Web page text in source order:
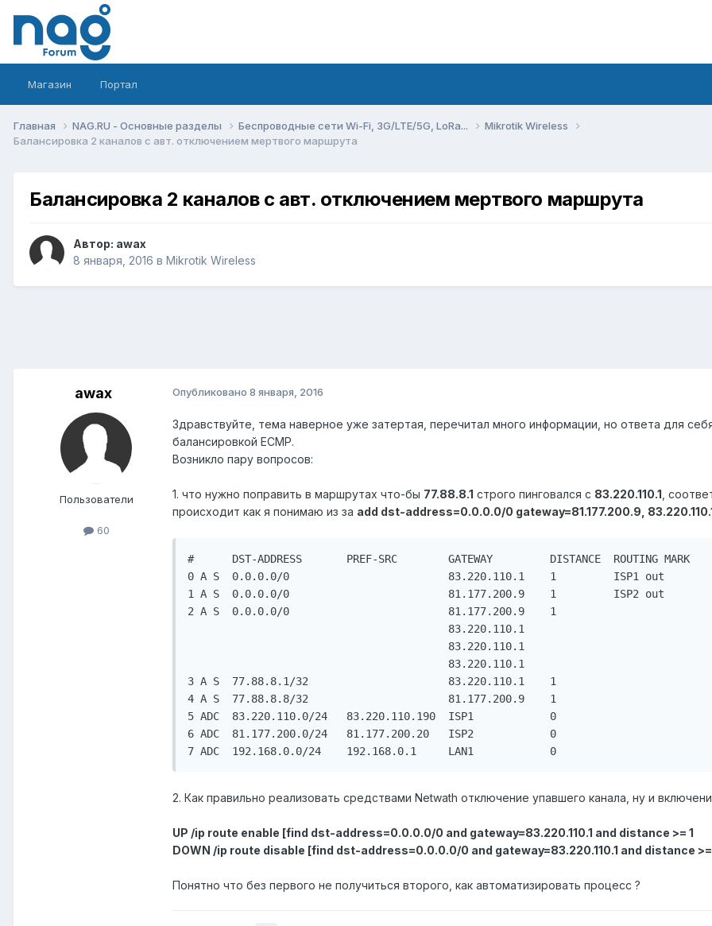
Магазин Портал
Главная NAG.RU - Основные разделы Беспроводные сети Wi-Fi, 3G/LTE/5G, LoRa...
Mikrotik Wireless
Балансировка 2 каналов с авт. отключением мертвого маршрута
Балансировка 2 каналов с авт. отключением мертвого маршрута
Автор: awax
8 января, 2016 в Mikrotik Wireless
awax
Пользователи
60
Опубликовано 8 января, 2016
Здравствуйте, тема наверное уже затертая, перечитал много информации, но ответа для
балансировкой ECMP.
Возникло пару вопросов:
1. что нужно поправить в маршрутах что-бы 77.88.8.1 строго пинговался с 83.220.110.1 ,
происходит как я понимаю из за add dst-address=0.0.0.0/0 gateway=81.177.200.9,
#      DST-ADDRESS       PREF-SRC        GATEWAY         DISTANCE  ROUTING MARK
0 A S  0.0.0.0/0                         83.220.110.1    1         ISP1 out
1 A S  0.0.0.0/0                         81.177.200.9    1         ISP2 out
2 A S  0.0.0.0/0                         81.177.200.9    1
                                         83.220.110.1
                                         83.220.110.1
                                         83.220.110.1
3 A S  77.88.8.1/32                      83.220.110.1    1
4 A S  77.88.8.8/32                      81.177.200.9    1
5 ADC  83.220.110.0/24   83.220.110.190  ISP1            0
6 ADC  81.177.200.0/24   81.177.200.20   ISP2            0
2. Как правильно реализовать средствами Netwath отключение упавшего канала, ну и
UP /ip route enable [find dst-address=0.0.0.0/0 and gateway=83.220.110.1 and distance >= 1
DOWN /ip route disable [find dst-address=0.0.0.0/0 and gateway=83.220.110.1 and distance >=
Понятно что без первого не получиться второго, как автоматизировать процесс ?